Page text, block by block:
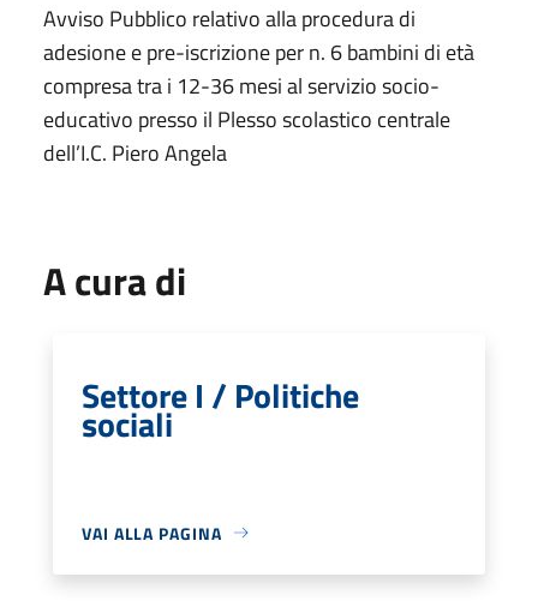
Avviso Pubblico relativo alla procedura di
adesione e pre-iscrizione per n. 6 bambini di età
compresa tra i 12-36 mesi al servizio socio-
educativo presso il Plesso scolastico centrale
dell’I.C. Piero Angela
A cura di
Settore I / Politiche
sociali
VAI ALLA PAGINA